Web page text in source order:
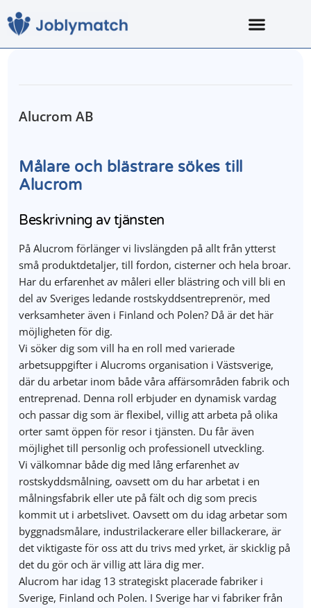
Alucrom AB
Målare och blästrare sökes till
Alucrom
Beskrivning av tjänsten
På Alucrom förlänger vi livslängden på allt från ytterst
små produktdetaljer, till fordon, cisterner och hela broar.
Har du erfarenhet av måleri eller blästring och vill bli en
del av Sveriges ledande rostskyddsentreprenör, med
verksamheter även i Finland och Polen? Då är det här
möjligheten för dig.
Vi söker dig som vill ha en roll med varierade
arbetsuppgifter i Alucroms organisation i Västsverige,
där du arbetar inom både våra affärsområden fabrik och
entreprenad. Denna roll erbjuder en dynamisk vardag
och passar dig som är flexibel, villig att arbeta på olika
orter samt öppen för resor i tjänsten. Du får även
möjlighet till personlig och professionell utveckling.
Vi välkomnar både dig med lång erfarenhet av
rostskyddsmålning, oavsett om du har arbetat i en
målningsfabrik eller ute på fält och dig som precis
kommit ut i arbetslivet. Oavsett om du idag arbetar som
byggnadsmålare, industrilackerare eller billackerare, är
det viktigaste för oss att du trivs med yrket, är skicklig på
det du gör och är villig att lära dig mer.
Alucrom har idag 13 strategiskt placerade fabriker i
Sverige, Finland och Polen. I Sverige har vi fabriker från